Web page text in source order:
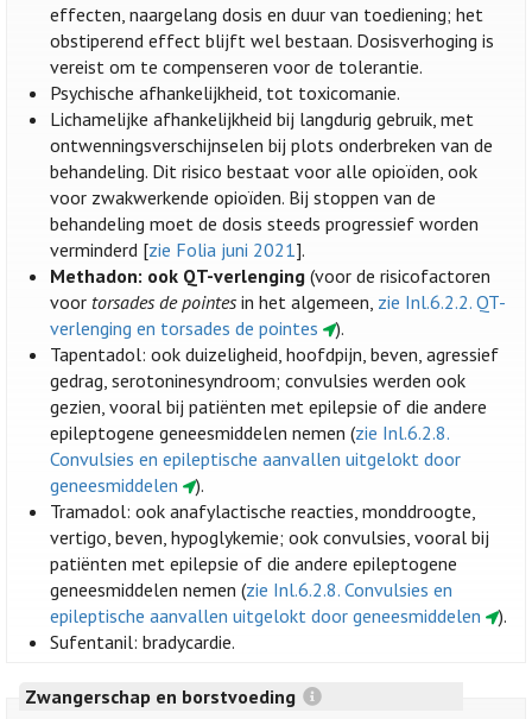
effecten, naargelang dosis en duur van toediening; het
obstiperend effect blijft wel bestaan. Dosisverhoging is
vereist om te compenseren voor de tolerantie.
Psychische afhankelijkheid, tot toxicomanie.
Lichamelijke afhankelijkheid bij langdurig gebruik, met
ontwenningsverschijnselen bij plots onderbreken van de
behandeling. Dit risico bestaat voor alle opioïden, ook
voor zwakwerkende opioïden. Bij stoppen van de
behandeling moet de dosis steeds progressief worden
verminderd [zie Folia juni 2021].
Methadon: ook QT-verlenging (voor de risicofactoren
voor torsades de pointes in het algemeen, zie Inl.6.2.2. QT-
verlenging en torsades de pointes
).
Tapentadol: ook duizeligheid, hoofdpijn, beven, agressief
gedrag, serotoninesyndroom; convulsies werden ook
gezien, vooral bij patiënten met epilepsie of die andere
epileptogene geneesmiddelen nemen (zie Inl.6.2.8.
Convulsies en epileptische aanvallen uitgelokt door
geneesmiddelen
).
Tramadol: ook anafylactische reacties, monddroogte,
vertigo, beven, hypoglykemie; ook convulsies, vooral bij
patiënten met epilepsie of die andere epileptogene
geneesmiddelen nemen (zie Inl.6.2.8. Convulsies en
epileptische aanvallen uitgelokt door geneesmiddelen
).
Sufentanil: bradycardie.
Zwangerschap en borstvoeding